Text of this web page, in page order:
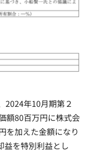
2024年10月期第２
額80百万円に株式会
を加えた金額になり
益を特別利益とし